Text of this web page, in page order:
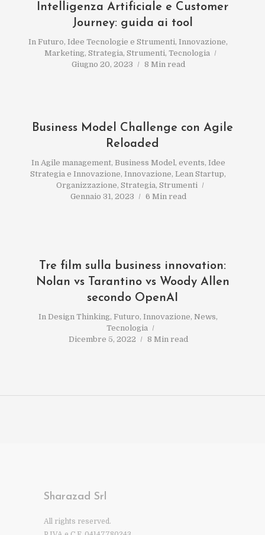
Intelligenza Artificiale e Customer
Journey: guida ai tool
In Futuro, Idee Tecnologie e Strumenti, Innovazione,
Marketing, Strategia, Strumenti, Tecnologia
Giugno 20, 2023
8 Min read
Business Model Challenge con Agile
Reloaded
In Agile management, Business Model, events, Idee
Strategia e Innovazione, Innovazione, Lean Startup,
Organizzazione, Strategia, Strumenti
Gennaio 31, 2023
6 Min read
Tre film sulla business innovation:
Nolan vs Tarantino vs Woody Allen
secondo OpenAI
In Design Thinking, Futuro, Innovazione, News,
Tecnologia
Dicembre 5, 2022
8 Min read
Sharazad Srl
All rights reserved.